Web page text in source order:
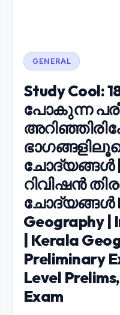
GENERAL
Study Cool:
പോകുന്ന
ചോദ്യങ്ങൾ
റിവിഷൻ
ചോദ്യങ്ങൾ
Geography |
| Kerala
Preliminary
Level
Exam